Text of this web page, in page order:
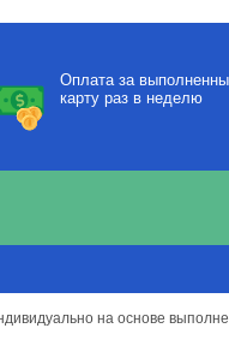
Оплата за
карту раз в неделю
на основе